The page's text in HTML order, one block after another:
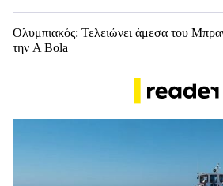
Ολυμπιακός: Τελειώνει άμεσα του
την A Bola